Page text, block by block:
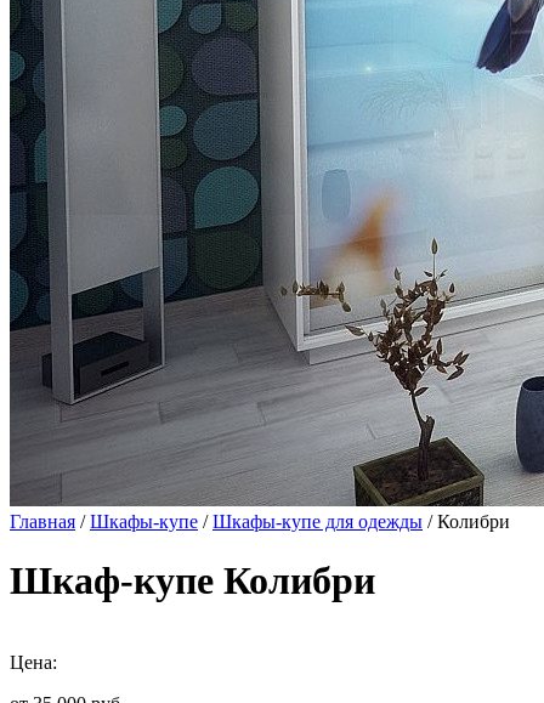
Главная /Шкафы-купе /Шкафы-купе для одежды / Колибри
Шкаф-купе Колибри
Цена: